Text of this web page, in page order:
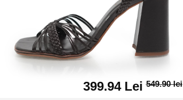
399.94 Lei549.90 lei